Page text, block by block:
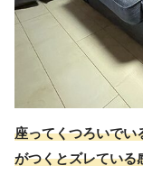
座ってくつろいでい
がつくとズレている